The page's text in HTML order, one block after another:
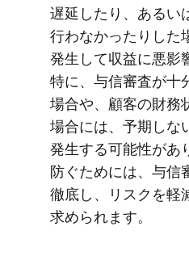
遅延したり、​あるい
行わなかったりした​
発生して​収益に​悪影
特に、​与信審査が​十
場合や、​顧客の​財務
場合には、​予期しな
発生する​可能性が​あ
防ぐ​ためには、​与信
徹底し、​リスクを​軽
求められます。